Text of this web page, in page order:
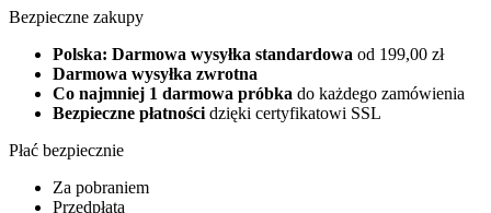
Bezpieczne zakupy
Polska: Darmowa wysyłka standardowa od 199,00 zł
Darmowa wysyłka zwrotna
Co najmniej 1 darmowa próbka do każdego zamówienia
Bezpieczne płatności dzięki certyfikatowi SSL
Płać bezpiecznie
Za pobraniem
Przedpłata